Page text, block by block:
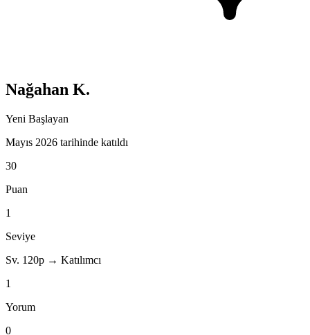
Nağahan K.
Yeni Başlayan
Mayıs 2026 tarihinde katıldı
30
Puan
1
Seviye
Sv. 1 20p → Katılımcı
1
Yorum
0